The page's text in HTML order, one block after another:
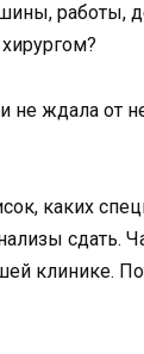
работы,
не ждала от
каких
сдать.
клинике.